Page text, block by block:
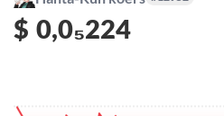
$ 0,0₅224